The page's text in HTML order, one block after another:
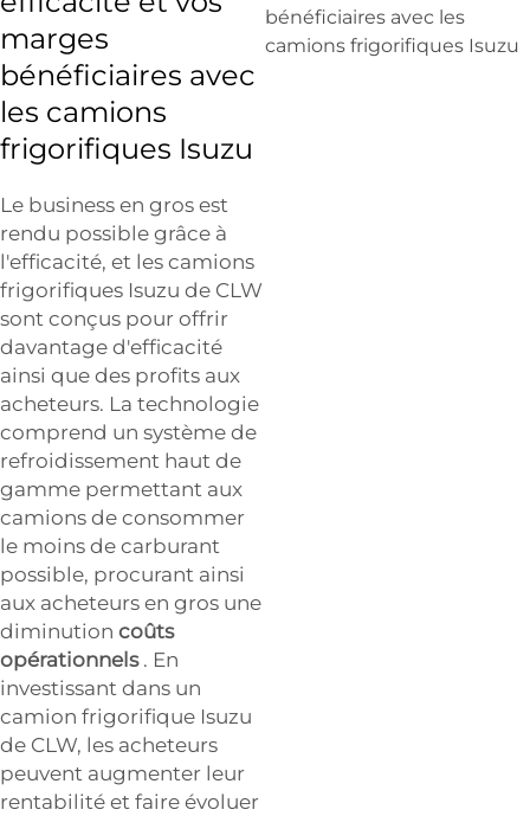
marges
bénéficiaires avec
les camions
frigorifiques Isuzu
Le business en gros est
rendu possible grâce à
l'efficacité, et les camions
frigorifiques Isuzu de CLW
sont conçus pour offrir
davantage d'efficacité
ainsi que des profits aux
acheteurs. La technologie
comprend un système de
refroidissement haut de
gamme permettant aux
camions de consommer
le moins de carburant
possible, procurant ainsi
aux acheteurs en gros une
diminution coûts
opérationnels . En
investissant dans un
camion frigorifique Isuzu
de CLW, les acheteurs
peuvent augmenter leur
rentabilité et faire évoluer